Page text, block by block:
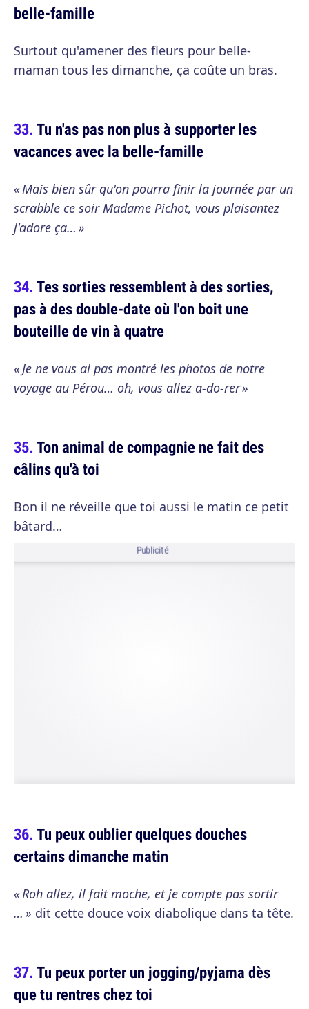
belle-famille
Surtout qu'amener des fleurs pour belle-
maman tous les dimanche, ça coûte un bras.
Tu n'as pas non plus à supporter les
vacances avec la belle-famille
« Mais bien sûr qu'on pourra finir la journée par un
scrabble ce soir Madame Pichot, vous plaisantez
j'adore ça… »
Tes sorties ressemblent à des sorties,
pas à des double-date où l'on boit une
bouteille de vin à quatre
« Je ne vous ai pas montré les photos de notre
voyage au Pérou… oh, vous allez a-do-rer »
Ton animal de compagnie ne fait des
câlins qu'à toi
Bon il ne réveille que toi aussi le matin ce petit
bâtard…
Publicité
Tu peux oublier quelques douches
certains dimanche matin
« Roh allez, il fait moche, et je compte pas sortir
… » dit cette douce voix diabolique dans ta tête.
Tu peux porter un jogging/pyjama dès
que tu rentres chez toi